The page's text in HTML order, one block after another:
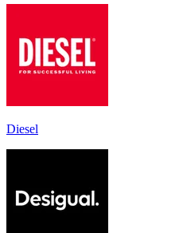
Diesel